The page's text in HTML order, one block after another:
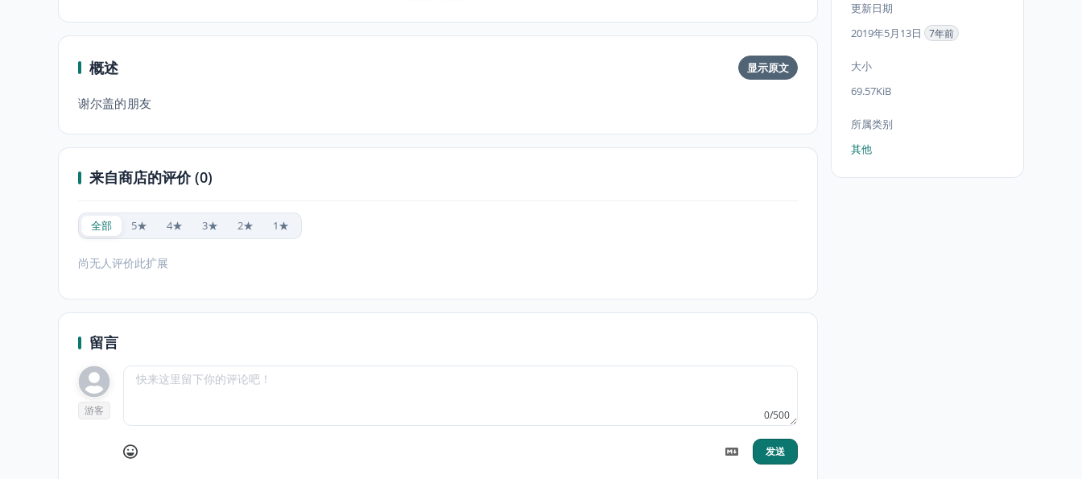
概述 显示原文
谢尔盖的朋友
来自商店的评价 (0)
全部 5★ 4★ 3★ 2★ 1★
尚无人评价此扩展
留言
游客 0/500
发送
更新日期
2019年5月13日
7年前
大小
69.57KiB
所属类别
其他